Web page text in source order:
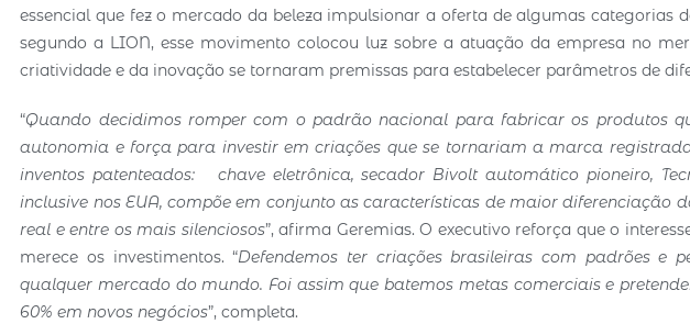
essencial que fez o mercado da beleza impulsionar a oferta de algumas categorias
segundo a LION, esse movimento colocou luz sobre a atuação da empresa no
criatividade e da inovação se tornaram premissas para estabelecer parâmetros de
“Quando decidimos romper com o padrão nacional para fabricar os produtos
autonomia e força para investir em criações que se tornariam a marca
inventos patenteados: chave eletrônica, secador Bivolt automático pioneiro,
inclusive nos EUA, compõe em conjunto as características de maior diferenciação
real e entre os mais silenciosos”, afirma Geremias. O executivo reforça que o
merece os investimentos. “Defendemos ter criações brasileiras com padrões e
qualquer mercado do mundo. Foi assim que batemos metas comerciais e
60% em novos negócios”, completa.